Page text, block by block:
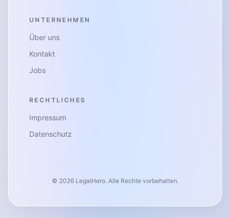
UNTERNEHMEN
Über uns
Kontakt
Jobs
RECHTLICHES
Impressum
Datenschutz
© 2026LegalHero. Alle Rechte vorbehalten.